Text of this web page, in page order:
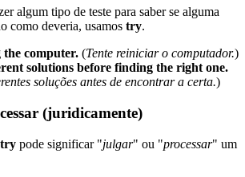
algum tipo de teste para saber se alguma
como deveria, usamos try.
computer. (Tente reiniciar o computador.)
solutions before finding the right one.
soluções antes de encontrar a certa.)
(juridicamente)
try pode significar "julgar" ou "processar" um